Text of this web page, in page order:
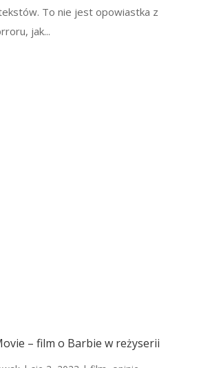
To nie jest opowiastka z
jak...
– film o Barbie w reżyserii